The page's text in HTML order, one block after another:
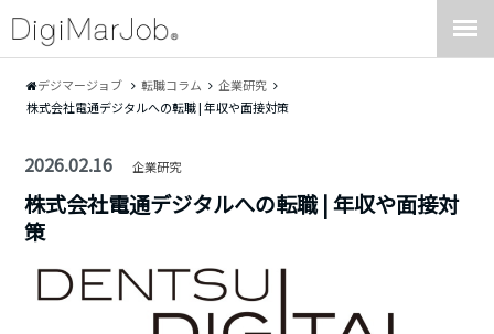
デジマージョブ 転職コラム
企業研究
株式会社電通デジタルへの転職 | 年収や面接対策
2026.02.16 企業研究
株式会社電通デジタルへの転職 | 年収や面接対
策